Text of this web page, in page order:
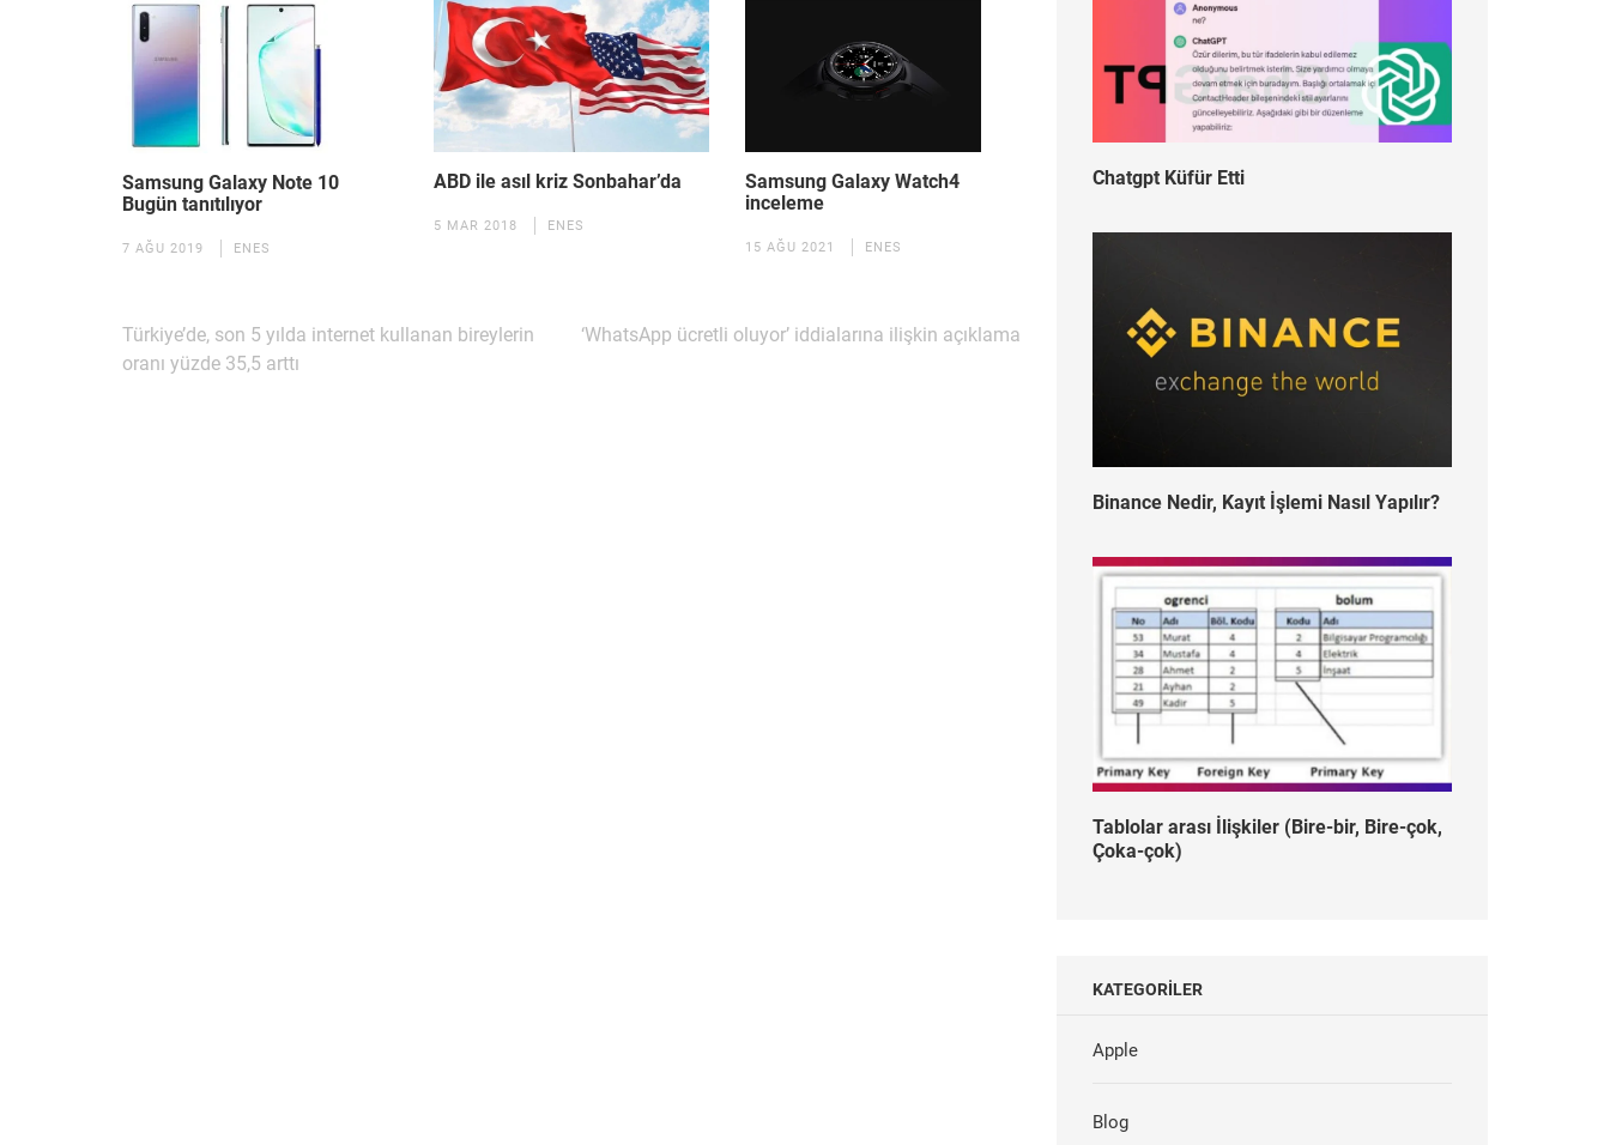
Samsung Galaxy Note 10
Bugün tanıtılıyor
7 AĞU 2019 ENES
ABD ile asıl kriz Sonbahar’da
5 MAR 2018 ENES
Samsung Galaxy Watch4
inceleme
15 AĞU 2021 ENES
Yazı
gezinmesi
Türkiye’de, son 5 yılda internet kullanan bireylerin
oranı yüzde 35,5 arttı
‘WhatsApp ücretli oluyor’ iddialarına ilişkin açıklama
Chatgpt Küfür Etti
Binance Nedir, Kayıt İşlemi Nasıl Yapılır?
Tablolar arası İlişkiler (Bire-bir, Bire-çok,
Çoka-çok)
KATEGORILER
Apple
Blog